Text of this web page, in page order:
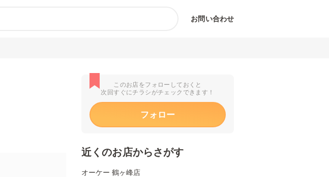
お問い合わせ
このお店をフォローしておくと
次回すぐにチラシがチェックできます！
フォロー
近くのお店からさがす
オーケー 鶴ヶ峰店